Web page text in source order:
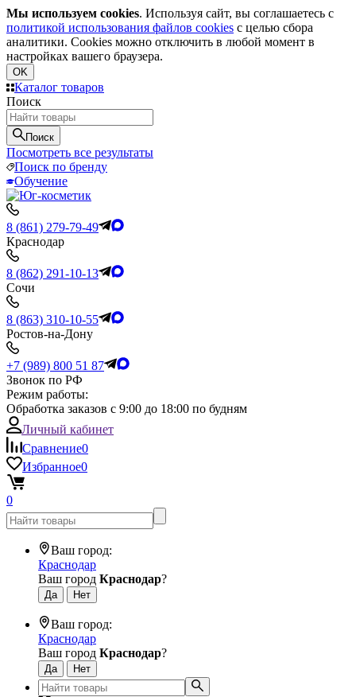
Мы используем cookies. Используя сайт, вы соглашаетесь с
политикой использования файлов cookies с целью сбора
аналитики. Cookies можно отключить в любой момент в
настройках вашего браузера.
OK
Каталог товаров
Поиск
Поиск
Посмотреть все результаты
Поиск по бренду
Обучение
8 (861) 279-79-49
Краснодар
8 (862) 291-10-13
Сочи
8 (863) 310-10-55
Ростов-на-Дону
+7 (989) 800 51 87
Звонок по РФ
Режим работы:
Обработка заказов с 9:00 до 18:00 по будням
Личный кабинет
Сравнение0
Избранное0
0
Ваш город:
Краснодар
Ваш город Краснодар?
Ваш город:
Краснодар
Ваш город Краснодар?